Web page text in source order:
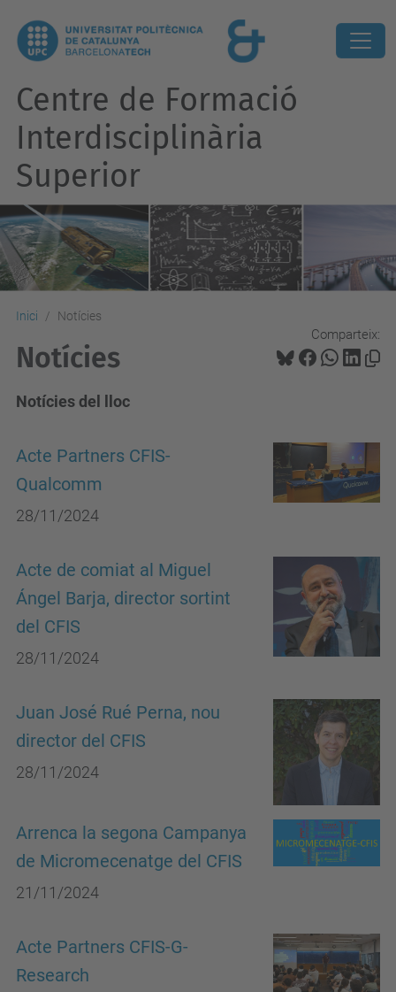
Centre de Formació
Interdisciplinària
Superior
Inici Notícies
Comparteix:
Notícies
Notícies del lloc
Acte Partners CFIS-
Qualcomm
28/11/2024
Acte de comiat al Miguel
Ángel Barja, director sortint
del CFIS
28/11/2024
Juan José Rué Perna, nou
director del CFIS
28/11/2024
Arrenca la segona Campanya
de Micromecenatge del CFIS
21/11/2024
Acte Partners CFIS-G-
Research